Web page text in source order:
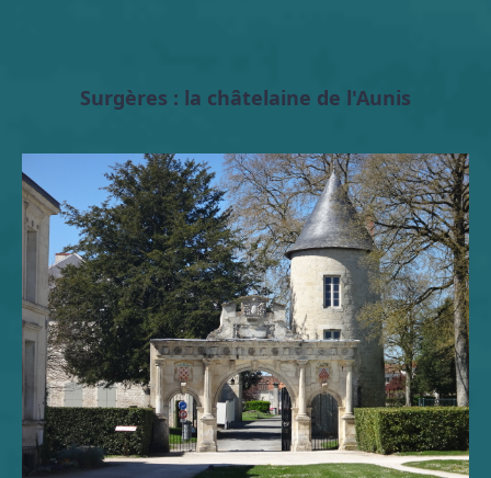
Surgères : la châtelaine de l'Aunis